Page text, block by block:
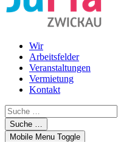
Wir
Arbeitsfelder
Veranstaltungen
Vermietung
Kontakt
Suche …
Mobile Menu Toggle